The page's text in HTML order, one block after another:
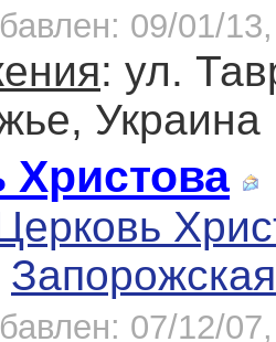
09/01/
: ул.
Украина
Христова
Запорожская
07/12/